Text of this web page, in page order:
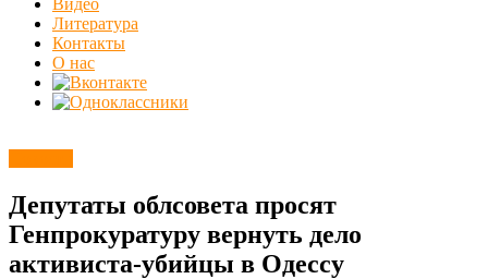
Видео
Литература
Контакты
О нас
Депутаты облсовета просят
Генпрокуратуру вернуть дело
активиста-убийцы в Одессу